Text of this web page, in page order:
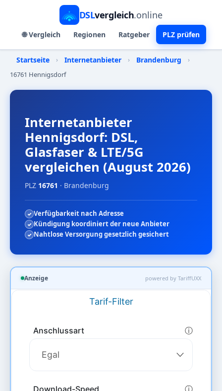
DSLvergleich.online
🌐 Vergleich Regionen Ratgeber PLZ prüfen
Startseite › Internetanbieter › Brandenburg
›
16761 Hennigsdorf
Internetanbieter
Hennigsdorf: DSL,
Glasfaser & LTE/5G
vergleichen (August 2026)
PLZ 16761 · Brandenburg
Verfügbarkeit nach Adresse
Kündigung koordiniert der neue Anbieter
Nahtlose Versorgung gesetzlich gesichert
Anzeige powered by TariffUXX